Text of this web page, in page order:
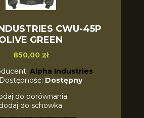
CWU-45P
GREEN
850,00 zł
Alpha Industries
Dostępność: Dostępny
do porównania
dodaj do schowka